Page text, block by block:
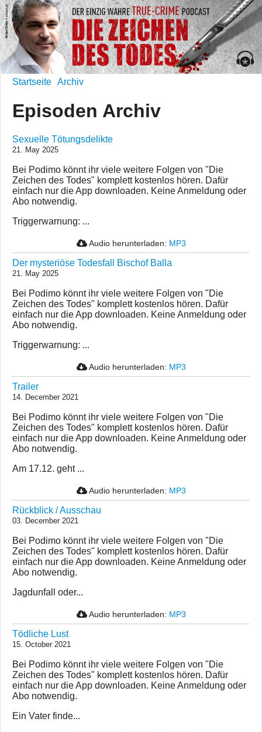
Startseite Archiv
Episoden Archiv
Sexuelle Tötungsdelikte
21. May 2025
Bei Podimo könnt ihr viele weitere Folgen von "Die
Zeichen des Todes" komplett kostenlos hören. Dafür
einfach nur die App downloaden. Keine Anmeldung oder
Abo notwendig.
Triggerwarnung: ...
Audio herunterladen: MP3
Der mysteriöse Todesfall Bischof Balla
21. May 2025
Bei Podimo könnt ihr viele weitere Folgen von "Die
Zeichen des Todes" komplett kostenlos hören. Dafür
einfach nur die App downloaden. Keine Anmeldung oder
Abo notwendig.
Triggerwarnung: ...
Audio herunterladen: MP3
Trailer
14. December 2021
Bei Podimo könnt ihr viele weitere Folgen von "Die
Zeichen des Todes" komplett kostenlos hören. Dafür
einfach nur die App downloaden. Keine Anmeldung oder
Abo notwendig.
Am 17.12. geht ...
Audio herunterladen: MP3
Rückblick / Ausschau
03. December 2021
Bei Podimo könnt ihr viele weitere Folgen von "Die
Zeichen des Todes" komplett kostenlos hören. Dafür
einfach nur die App downloaden. Keine Anmeldung oder
Abo notwendig.
Jagdunfall oder...
Audio herunterladen: MP3
Tödliche Lust
15. October 2021
Bei Podimo könnt ihr viele weitere Folgen von "Die
Zeichen des Todes" komplett kostenlos hören. Dafür
einfach nur die App downloaden. Keine Anmeldung oder
Abo notwendig.
Ein Vater finde...